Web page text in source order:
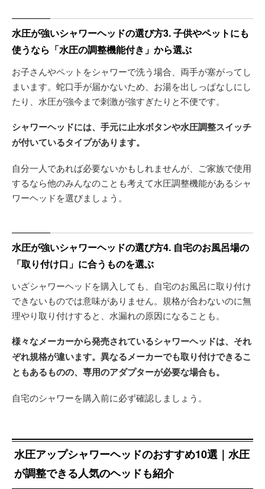
水圧が強いシャワーヘッドの選び方3. 子供やペットにも
使うなら「水圧の調整機能付き」から選ぶ
お子さんやペットをシャワーで洗う場合、両手が塞がってし
まいます。蛇口手が届かないため、お湯を出しっぱなしにし
たり、水圧が強今まで刺激が強すぎたりと不便です。
シャワーヘッドには、手元に止水ボタンや水圧調整スイッチ
が付いているタイプがあります。
自分一人であれば必要ないかもしれませんが、ご家族で使用
するなら他のみんなのことも考えて水圧調整機能があるシャ
ワーヘッドを選びましょう。
水圧が強いシャワーヘッドの選び方4. 自宅のお風呂場の
「取り付け口」に合うものを選ぶ
いざシャワーヘッドを購入しても、自宅のお風呂に取り付け
できないものでは意味がありません。規格が合わないのに無
理やり取り付けすると、水漏れの原因になることも。
様々なメーカーから発売されているシャワーヘッドは、それ
ぞれ規格が違います。異なるメーカーでも取り付けできるこ
ともあるものの、専用のアダプターが必要な場合も。
自宅のシャワーを購入前に必ず確認しましょう。
水圧アップシャワーヘッドのおすすめ10選｜水圧
が調整できる人気のヘッドも紹介